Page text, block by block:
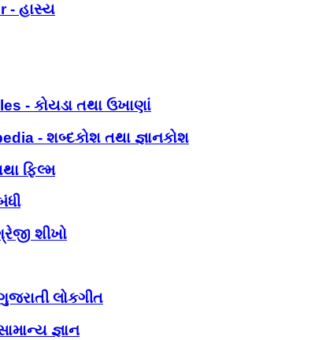
- હાસ્ય
- કોયડા તથા ઉખાણાં
- શબ્દકોશ તથા જ્ઞાનકોશ
ફિલ્મ
શીખો
લોકગીત
જ્ઞાન